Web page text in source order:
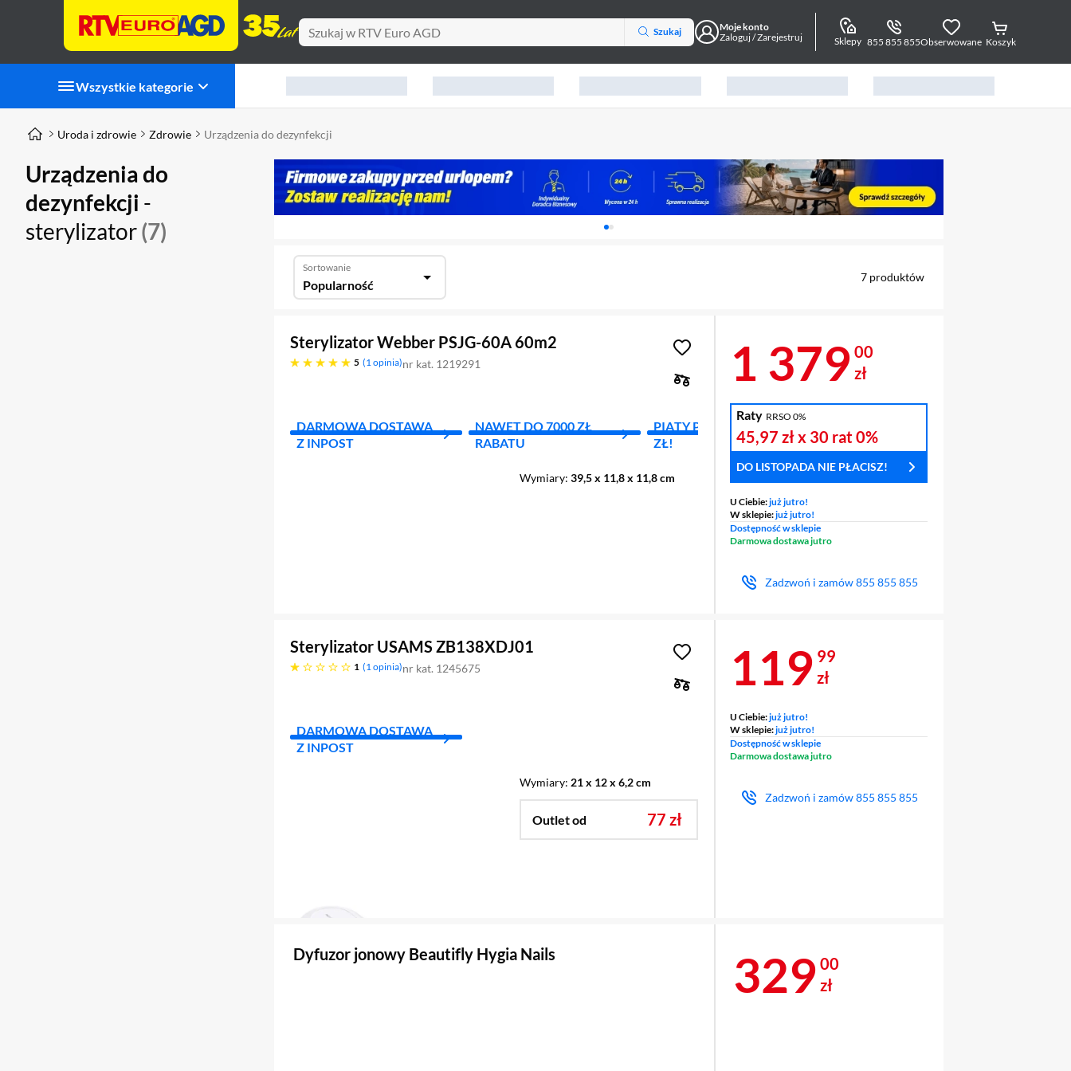
Szukaj
Moje konto
Zaloguj / Zarejestruj
Sklepy 855 855 855Obserwowane Koszyk
Wszystkie kategorie
Karuzela z banerami, aktualny element 1 z 2
Uroda i zdrowie Zdrowie Urządzenia do dezynfekcji
Urządzenia do
dezynfekcji -
sterylizator(7)
Sortowanie
Popularność 7 produktów
Sterylizator Webber PSJG-60A 60m2
5
pięć gwiazdek 1 opinia nr kat. 1219291
DARMOWA DOSTAWA
Z INPOST
NAWET DO 7000 ZŁ
RABATU
PIĄTY PRODUKT ZA 1
ZŁ!
Wymiary 39,5 x 11,8 x 11,8 cm
Cena 1 379 zł
1 379 00
zł
Raty RRSO 0%
45,97 złx 30 rat0%
DO LISTOPADA NIE PŁACISZ!
U Ciebie:już jutro!
W sklepie:już jutro!
Dostępność w sklepie
Darmowa dostawa jutro
Zadzwoń i zamów855 855 855
Sterylizator USAMS ZB138XDJ01
1
jedna gwiazdka 1 opinia nr kat. 1245675
DARMOWA DOSTAWA
Z INPOST
Wymiary 21 x 12 x 6,2 cm
Outlet od 77 zł
Cena 119,99 zł
119 99
zł
U Ciebie:już jutro!
W sklepie:już jutro!
Dostępność w sklepie
Darmowa dostawa jutro
Zadzwoń i zamów855 855 855
Dyfuzor jonowy Beautifly Hygia Nails Cena 329 zł
329 00
zł